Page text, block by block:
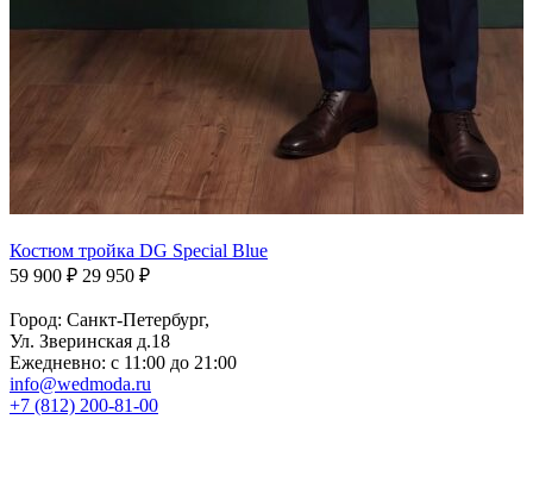
Костюм тройка DG Special Blue
59 900 ₽ 29 950 ₽
Город: Санкт-Петербург,
Ул. Зверинская д.18
Ежедневно: с 11:00 до 21:00
info@wedmoda.ru
+7 (812) 200-81-00